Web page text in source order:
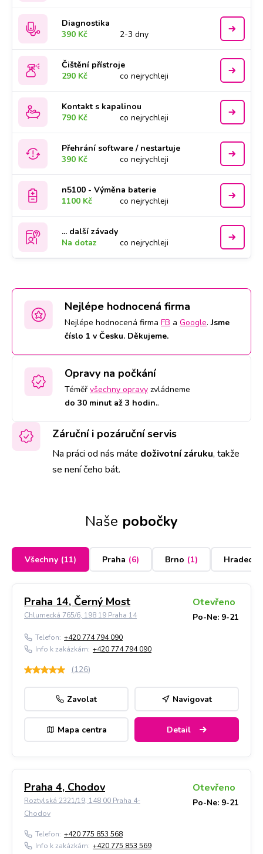
Diagnostika
390 Kč
2-3 dny
Čištění přístroje
290 Kč
co nejrychleji
Kontakt s kapalinou
790 Kč
co nejrychleji
Přehrání software / nestartuje
390 Kč
co nejrychleji
n5100 - Výměna baterie
1100 Kč
co nejrychleji
... další závady
Na dotaz
co nejrychleji
Nejlépe hodnocená firma
Nejlépe hodnocená firma FB a Google.Jsme
číslo 1 v Česku. Děkujeme.
Opravy na počkání
Téměř všechny opravy zvládneme
do 30 minut až 3 hodin..
Záruční i pozáruční servis
Na práci od nás máte doživotní záruku, takže
se není čeho bát.
Naše pobočky
Všechny (11) Praha (6) Brno (1) Hradec
Praha 14, Černý Most
Chlumecká 765/6, 198 19 Praha 14
Otevřeno
Po-Ne: 9-21
Telefon: +420 774 794 090
Info k zakázkám: +420 774 794 090
(126)
Zavolat Navigovat
Mapa centra Detail
Praha 4, Chodov
Roztylská 2321/19, 148 00 Praha 4-
Chodov
Otevřeno
Po-Ne: 9-21
Telefon: +420 775 853 568
Info k zakázkám: +420 775 853 569